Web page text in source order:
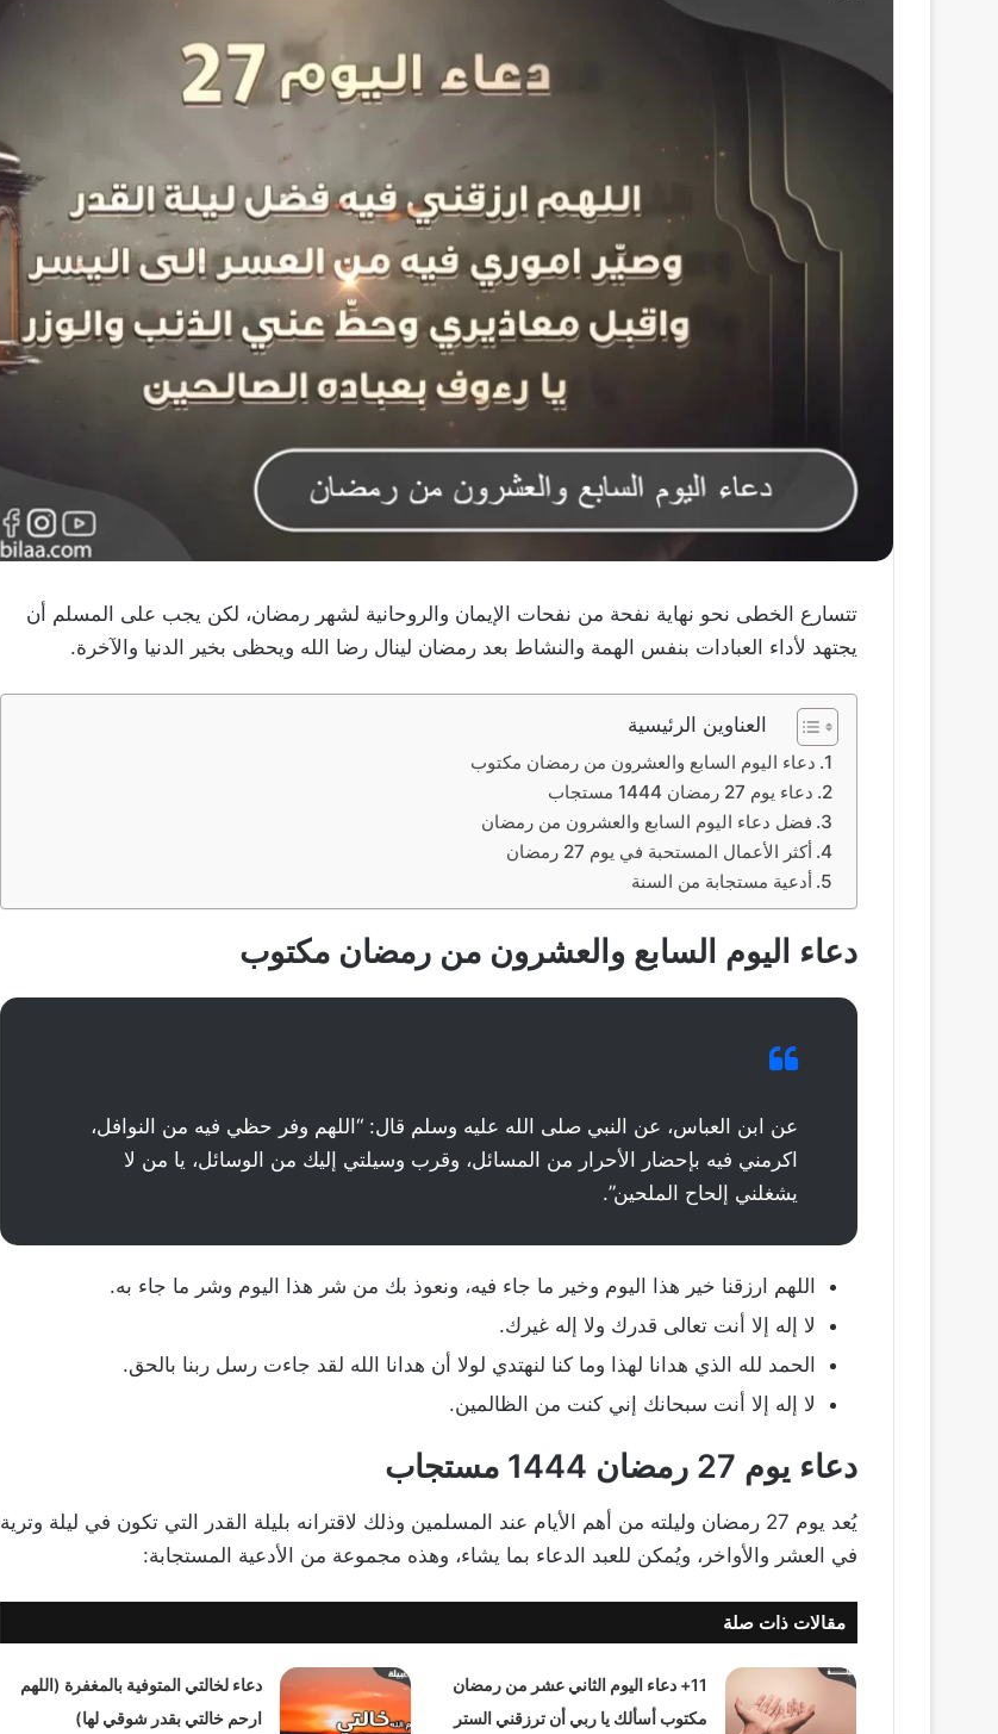
تتسارع الخطى نحو نهاية نفحة من نفحات الإيمان والروحانية لشهر رمضان، لكن يجب على المسلم أن
يجتهد لأداء العبادات بنفس الهمة والنشاط بعد رمضان لينال رضا الله ويحظى بخير الدنيا والآخرة.
العناوين الرئيسية
دعاء اليوم السابع والعشرون من رمضان مكتوب
دعاء يوم 27 رمضان 1444 مستجاب
فضل دعاء اليوم السابع والعشرون من رمضان
أكثر الأعمال المستحبة في يوم 27 رمضان
أدعية مستجابة من السنة
دعاء اليوم السابع والعشرون من رمضان مكتوب
عن ابن العباس، عن النبي صلى الله عليه وسلم قال: “اللهم وفر حظي فيه من النوافل،
اكرمني فيه بإحضار الأحرار من المسائل، وقرب وسيلتي إليك من الوسائل، يا من لا
يشغلني إلحاح الملحين”.
اللهم ارزقنا خير هذا اليوم وخير ما جاء فيه، ونعوذ بك من شر هذا اليوم وشر ما جاء به.
لا إله إلا أنت تعالى قدرك ولا إله غيرك.
الحمد لله الذي هدانا لهذا وما كنا لنهتدي لولا أن هدانا الله لقد جاءت رسل ربنا بالحق.
لا إله إلا أنت سبحانك إني كنت من الظالمين.
دعاء يوم 27 رمضان 1444 مستجاب
يُعد يوم 27 رمضان وليلته من أهم الأيام عند المسلمين وذلك لاقترانه بليلة القدر التي تكون في ليلة وترية
في العشر والأواخر، ويُمكن للعبد الدعاء بما يشاء، وهذه مجموعة من الأدعية المستجابة:
مقالات ذات صلة
11+ دعاء اليوم الثاني عشر من رمضان
مكتوب أسألك يا ربي أن ترزقني الستر
دعاء لخالتي المتوفية بالمغفرة (اللهم
ارحم خالتي بقدر شوقي لها)